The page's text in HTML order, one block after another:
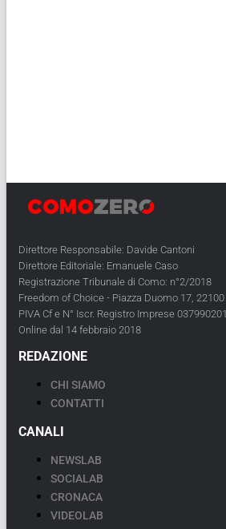
Direttore Responsabile: Davide Cantoni
Direttore Editoriale: Emanuele Caso
Registrazione Tribunale di Como: n°2/2018
Freedom of Choice - Piazza Duomo 17,
PIVA Cf e N° Iscr. Registro Imprese
Online dal 14 febbraio 2018
REDAZIONE
CHI SIAMO
CONTATTI
CANALI
NEWSLAB
SOCIALAB
CRONACA
VIDEOLAB